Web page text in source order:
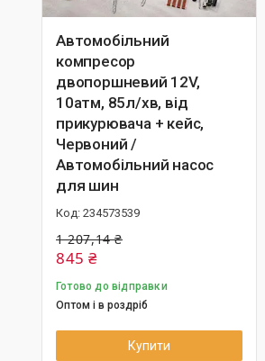
Автомобільний
компресор
двопоршневий 12V,
10атм, 85л/хв, від
прикурювача + кейс,
Червоний /
Автомобільний насос
для шин
234573539
1 207,14 ₴
845 ₴
Готово до відправки
Оптом і в роздріб
Купити